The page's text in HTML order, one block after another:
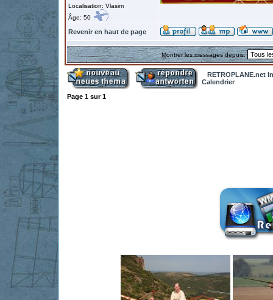
Localisation: Vlasim
Âge: 50
Revenir en haut de page
Montrer les messages depuis:
RETROPLANE.net
Calendrier
Page 1 sur1